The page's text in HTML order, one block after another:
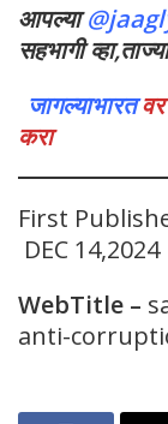
आपल्या
सहभागी
जागल्याभारत
करा
First
DEC
WebTitle –
anti-